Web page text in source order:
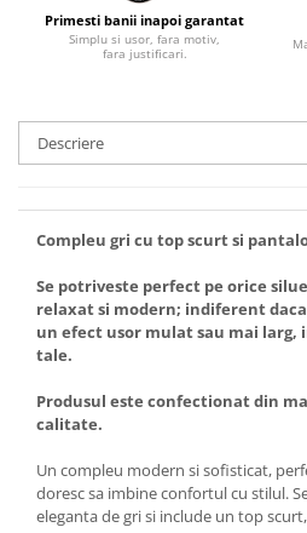
Primesti banii inapoi garantat
Simplu si usor, fara motiv,
fara justificari.
Descriere
Compleu gri cu top scurt si
Se potriveste perfect pe orice
relaxat si modern; indiferent daca
un efect usor mulat sau mai
tale.
Produsul este confectionat din
calitate.
Un compleu modern si sofisticat,
doresc sa imbine confortul cu stilul.
eleganta de gri si include un top